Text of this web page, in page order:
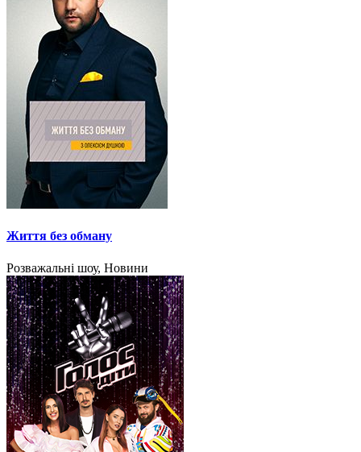
Життя без обману
Розважальні шоу, Новини